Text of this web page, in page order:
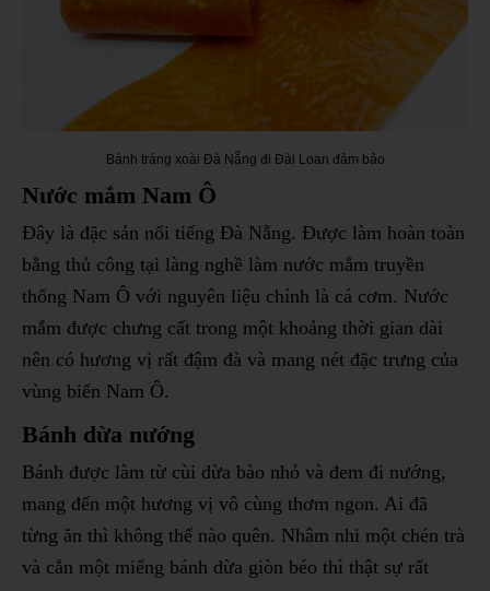
Bánh tráng xoài Đà Nẵng đi Đài Loan đảm bảo
Nước mắm Nam Ô
Đây là đặc sản nổi tiếng Đà Nẵng. Được làm hoàn toàn
bằng thủ công tại làng nghề làm nước mắm truyền
thống Nam Ô với nguyên liệu chính là cá cơm. Nước
mắm được chưng cất trong một khoảng thời gian dài
nên có hương vị rất đậm đà và mang nét đặc trưng của
vùng biển Nam Ô.
Bánh dừa nướng
Bánh được làm từ cùi dừa bào nhỏ và đem đi nướng,
mang đến một hương vị vô cùng thơm ngon. Ai đã
từng ăn thì không thể nào quên. Nhâm nhi một chén trà
và cắn một miếng bánh dừa giòn béo thì thật sự rất